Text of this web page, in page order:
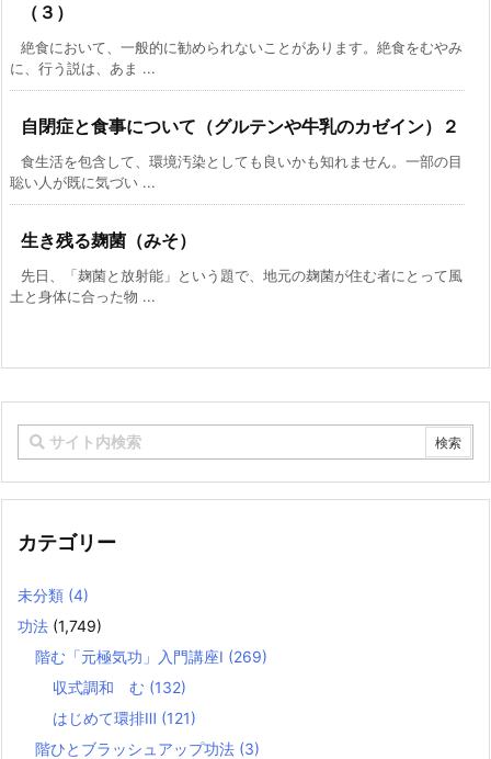
（３）
絶食において、一般的に勧められないことがあります。絶食をむやみ
に、行う説は、あま ...
自閉症と食事について（グルテンや牛乳のカゼイン）２
食生活を包含して、環境汚染としても良いかも知れません。一部の目
聡い人が既に気づい ...
生き残る麹菌（みそ）
先日、「麹菌と放射能」という題で、地元の麹菌が住む者にとって風
土と身体に合った物 ...
カテゴリー
未分類 (4)
功法 (1,749)
階む「元極気功」入門講座Ⅰ (269)
収式調和 む (132)
はじめて環排Ⅲ (121)
階ひとブラッシュアップ功法 (3)